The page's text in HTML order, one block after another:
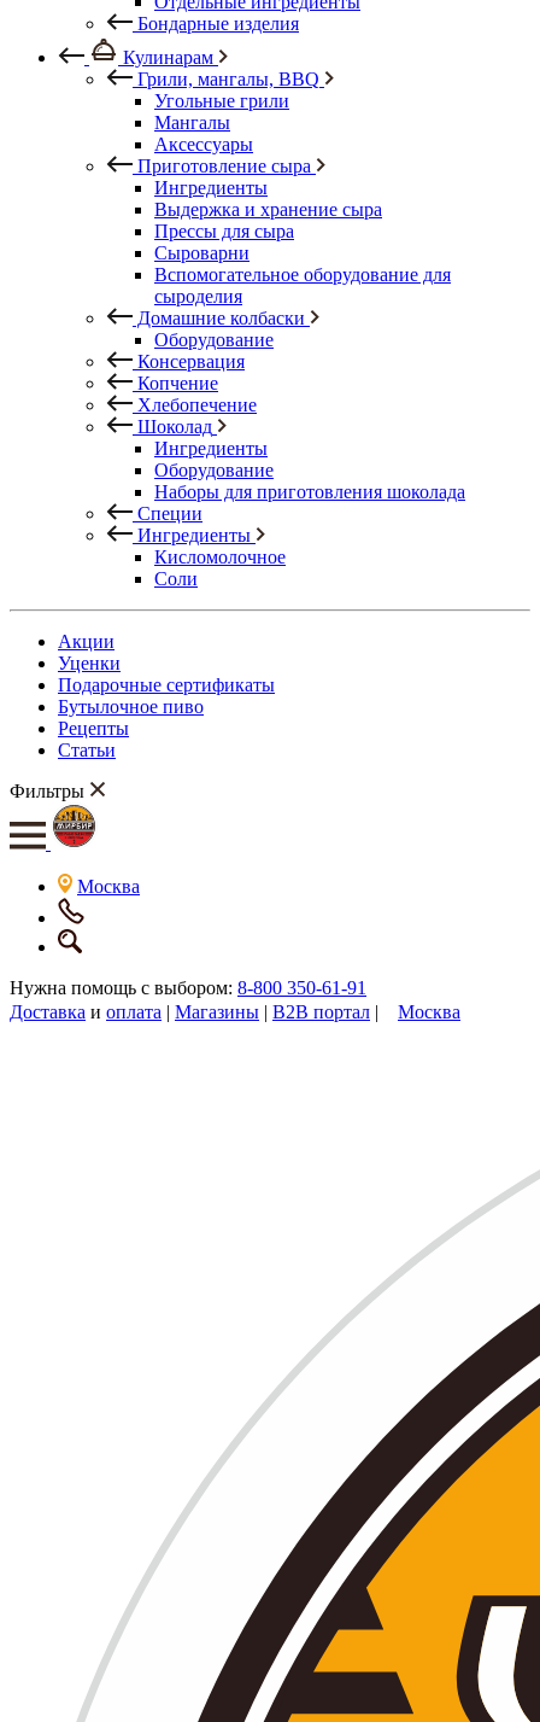
Бондарные изделия
Кулинарам
Грили, мангалы, BBQ
Угольные грили
Мангалы
Аксессуары
Приготовление сыра
Ингредиенты
Выдержка и хранение сыра
Прессы для сыра
Сыроварни
Вспомогательное оборудование для
сыроделия
Домашние колбаски
Оборудование
Консервация
Копчение
Хлебопечение
Шоколад
Ингредиенты
Оборудование
Наборы для приготовления шоколада
Специи
Ингредиенты
Кисломолочное
Соли
Акции
Уценки
Подарочные сертификаты
Бутылочное пиво
Рецепты
Статьи
Фильтры
Москва
Нужна помощь с выбором: 8-800 350-61-91
Доставка и оплата | Магазины | B2B портал | Москва